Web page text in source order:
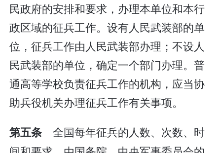
民政府的安排和要求，办理本单位和本行
政区域的征兵工作。设有人民武装部的单
位，征兵工作由人民武装部办理；不设人
民武装部的单位，确定一个部门办理。普
通高等学校负责征兵工作的机构，应当协
助兵役机关办理征兵工作有关事项。
第五条 全国每年征兵的人数、次数、时